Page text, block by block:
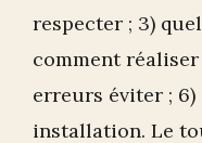
respecter ; 3)
comment
erreurs éviter ;
installation. Le